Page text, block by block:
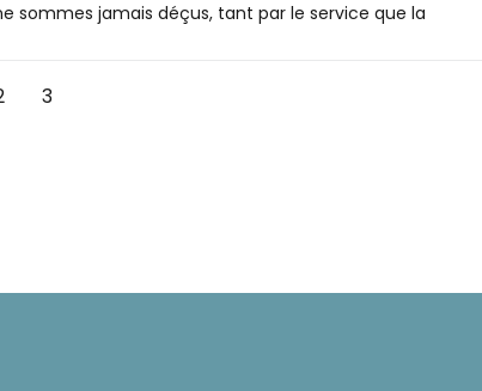
sommes jamais déçus, tant par le service que la
3